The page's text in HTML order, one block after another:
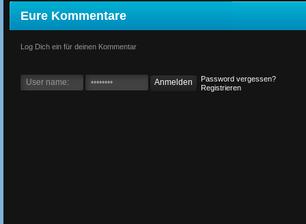
Eure Kommentare
Log Dich ein für deinen Kommentar
Password vergessen?
Registrieren